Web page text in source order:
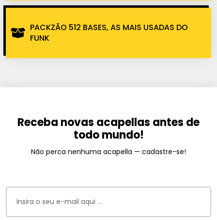
PACKZÃO 512 BASES, AS MAIS USADAS DO
FUNK
Receba novas acapellas antes de
todo mundo!
Não perca nenhuma acapella — cadastre-se!